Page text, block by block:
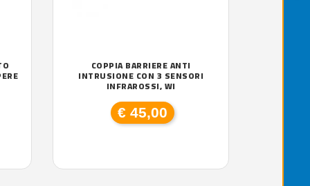
COPPIA BARRIERE ANTI
INTRUSIONE CON 3 SENSORI
INFRAROSSI, WI
€ 45,00